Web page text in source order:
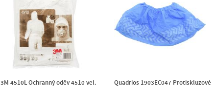
3M 4510L Ochranný oděv 4510 vel.
Quadrios 1903EC047 Protiskluzové